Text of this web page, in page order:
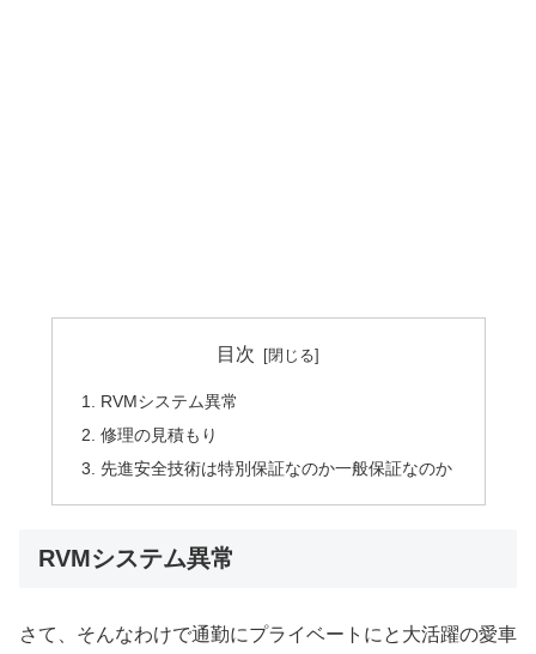
目次
RVMシステム異常
修理の見積もり
先進安全技術は特別保証なのか一般保証なのか
RVMシステム異常
さて、そんなわけで通勤にプライベートにと大活躍の愛車